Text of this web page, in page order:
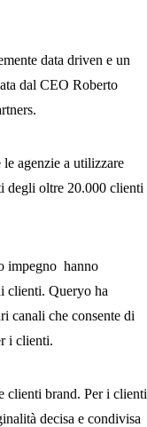
data driven e un
dal CEO Roberto
agenzie a utilizzare
degli oltre 20.000 clienti
impegno hanno
clienti. Queryo ha
canali che consente di
i clienti.
clienti brand. Per i clienti
decisa e condivisa